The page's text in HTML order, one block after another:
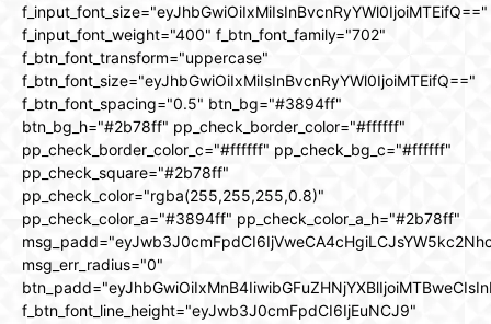
f_input_font_size="eyJhbGwiOiIxMiIsInBvcnRyYWl0IjoiMTEifQ=="
f_input_font_weight="400" f_btn_font_family="702"
f_btn_font_transform="uppercase"
f_btn_font_size="eyJhbGwiOiIxMiIsInBvcnRyYWl0IjoiMTEifQ=="
f_btn_font_spacing="0.5" btn_bg="#3894ff"
btn_bg_h="#2b78ff" pp_check_border_color="#ffffff"
pp_check_border_color_c="#ffffff" pp_check_bg_c="#ffffff"
pp_check_square="#2b78ff"
pp_check_color="rgba(255,255,255,0.8)"
pp_check_color_a="#3894ff" pp_check_color_a_h="#2b78ff"
msg_err_radius="0"
f_btn_font_line_height="eyJwb3J0cmFpdCI6IjEuNCJ9"